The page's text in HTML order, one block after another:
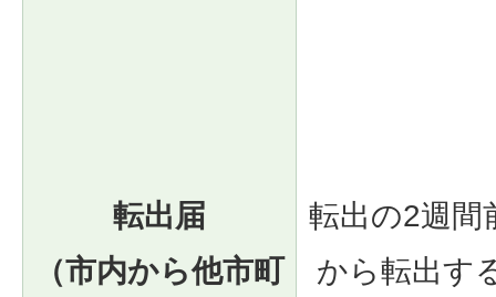
転出届
（市内から他市町
転出の2週間
から転出す